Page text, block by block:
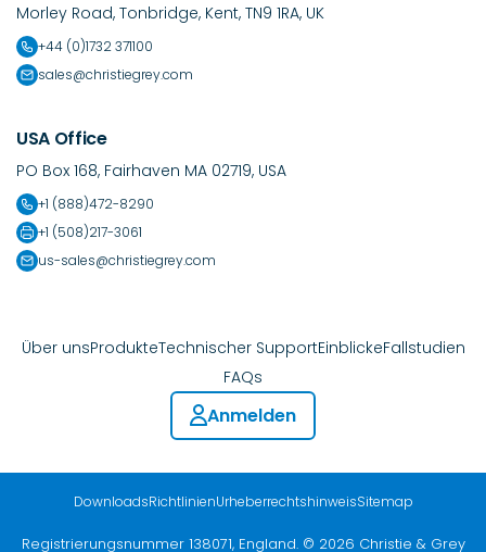
Morley Road, Tonbridge, Kent, TN9 1RA, UK
+44 (0)1732 371100
sales@christiegrey.com
USA Office
PO Box 168, Fairhaven MA 02719, USA
+1 (888)472-8290
+1 (508)217-3061
us-sales@christiegrey.com
Über unsProdukteTechnischer SupportEinblickeFallstudien
FAQs
Anmelden
DownloadsRichtlinienUrheberrechtshinweisSitemap
Registrierungsnummer 138071, England. © 2026 Christie & Grey